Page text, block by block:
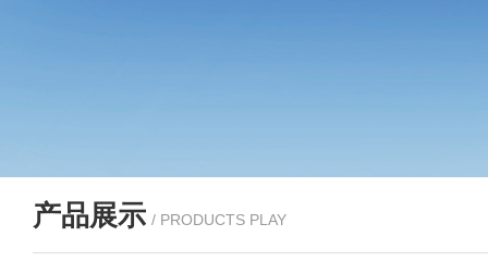
产品展示 / PRODUCTS PLAY